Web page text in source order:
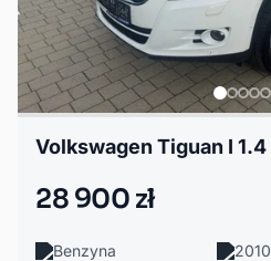
Volkswagen Tiguan I 1.4
28 900 zł
Benzyna
2010